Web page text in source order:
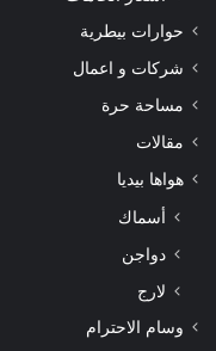
حوارات بيطرية
شركات و اعمال
مساحة حرة
مقالات
هواها بيديا
أسماك
دواجن
لارج
وسام الاحترام